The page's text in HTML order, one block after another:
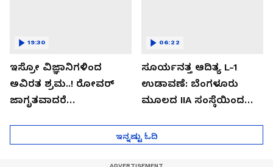
ಇಸ್ರೋ ವಿಜ್ಞಾನಿಗಳಿಂದ
ಅವಿರತ ಶ್ರಮ..! ರೋವರ್
ಜಾಗೃತವಾದರೆ
19:30
ಸೂರ್ಯನತ್ತ ಆದಿತ್ಯ L-1
ಉಡಾವಣೆ: ಬೆಂಗಳೂರು
ಮೂಲದ IIA ಸಂಸ್ಥೆಯಿಂದ
06:22
ಇನ್ನಷ್ಟು ಓದಿ